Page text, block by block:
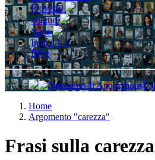
Proverbi
Auguri
Varie
Indici A-Z
Blog
Home
Argomento "carezza"
Frasi sulla carezza